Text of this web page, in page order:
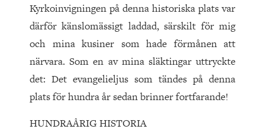
Kyrkoinvigningen på denna historiska plats var
därför känslomässigt laddad, särskilt för mig
och mina kusiner som hade förmånen att
närvara. Som en av mina släktingar uttryckte
det: Det evangelieljus som tändes på denna
plats för hundra år sedan brinner fortfarande!
HUNDRAÅRIG HISTORIA